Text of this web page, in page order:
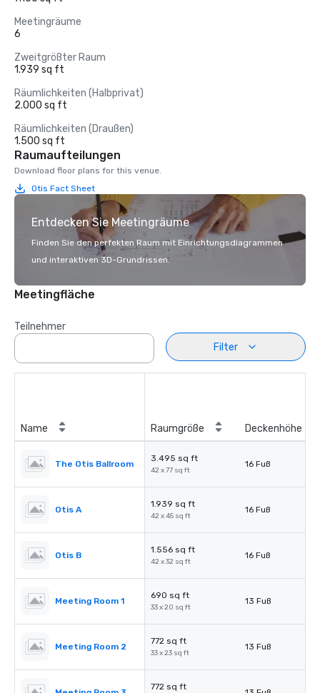
Meetingräume
6
Zweitgrößter Raum
1.939 sq ft
Räumlichkeiten (Halbprivat)
2.000 sq ft
Räumlichkeiten (Draußen)
1.500 sq ft
Raumaufteilungen
Download floor plans for this venue.
Otis Fact Sheet
Entdecken Sie Meetingräume
Finden Sie den perfekten Raum mit Einrichtungsdiagrammen
und interaktiven 3D-Grundrissen.
Meetingfläche
Teilnehmer
Filter
Name Raumgröße Deckenhöhe
The Otis Ballroom
3.495 sq ft
42 x 77 sq ft
16 Fuß
Otis A
1.939 sq ft
42 x 45 sq ft
16 Fuß
Otis B
1.556 sq ft
42 x 32 sq ft
16 Fuß
Meeting Room 1
690 sq ft
33 x 20 sq ft
13 Fuß
Meeting Room 2
772 sq ft
33 x 23 sq ft
13 Fuß
772 sq ft